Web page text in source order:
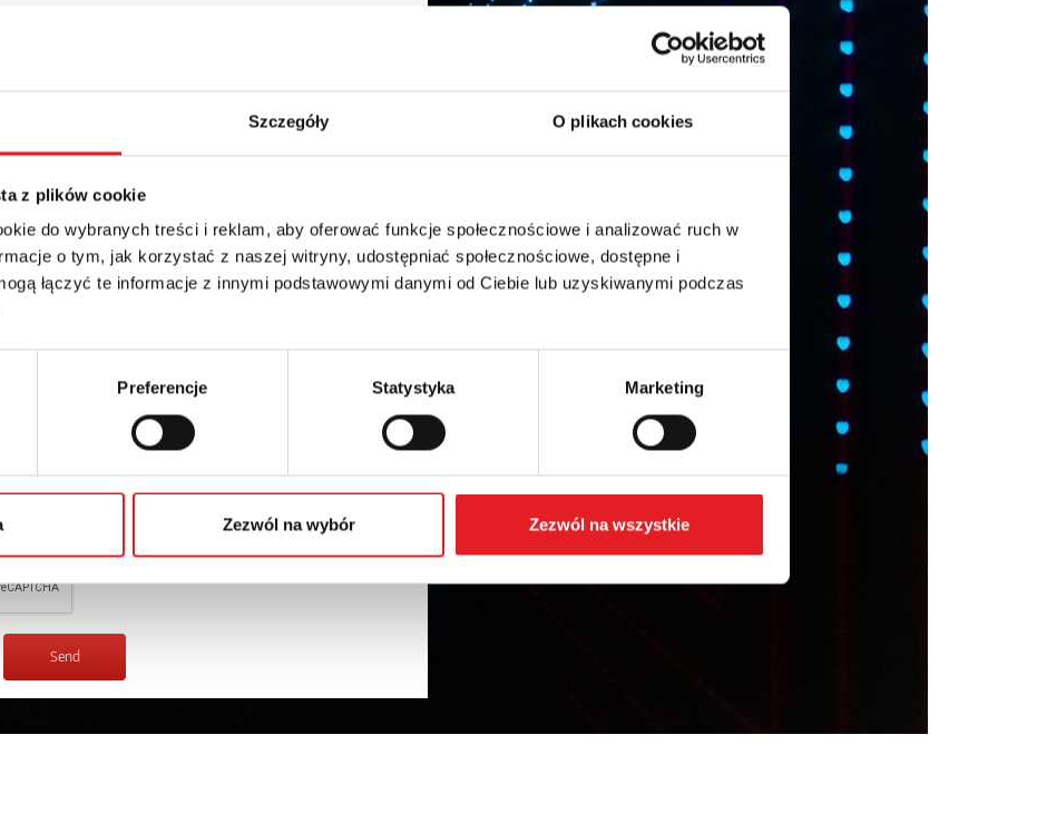
Szczegóły O plikach cookies
z plików cookie
do wybranych treści i reklam, aby oferować funkcje społecznościowe i analizować ruch w
o tym, jak korzystać z naszej witryny, udostępniać społecznościowe, dostępne i
łączyć te informacje z innymi podstawowymi danymi od Ciebie lub uzyskiwanymi podczas
Preferencje Statystyka Marketing
Zezwól na wybór Zezwól na wszystkie
data by Relpol S.A. More information on the processing